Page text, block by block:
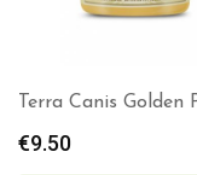
Terra Canis Golden
€9.50